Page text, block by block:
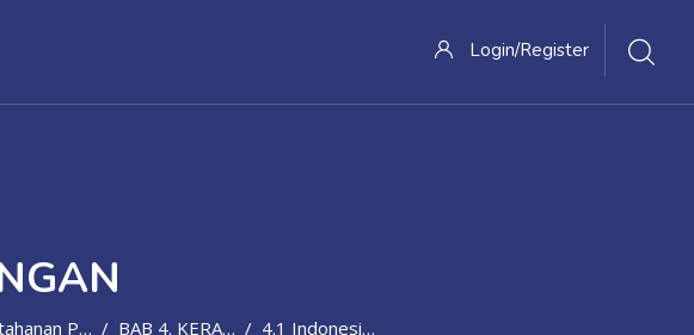
Login/Register
Pangan BAB 4. KERAWANAN PANGAN DI INDONESIA 4.1 Indonesia Dihantui Kerawanan Pangan